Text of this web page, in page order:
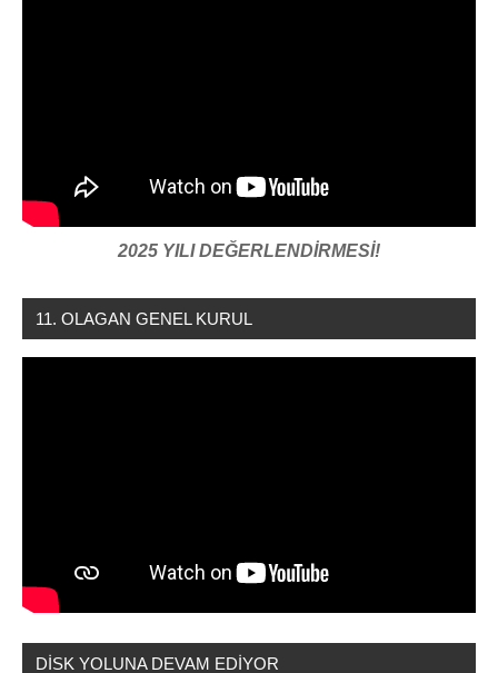
2025 YILI DEĞERLENDİRMESİ!
11. OLAGAN GENEL KURUL
DİSK YOLUNA DEVAM EDİYOR